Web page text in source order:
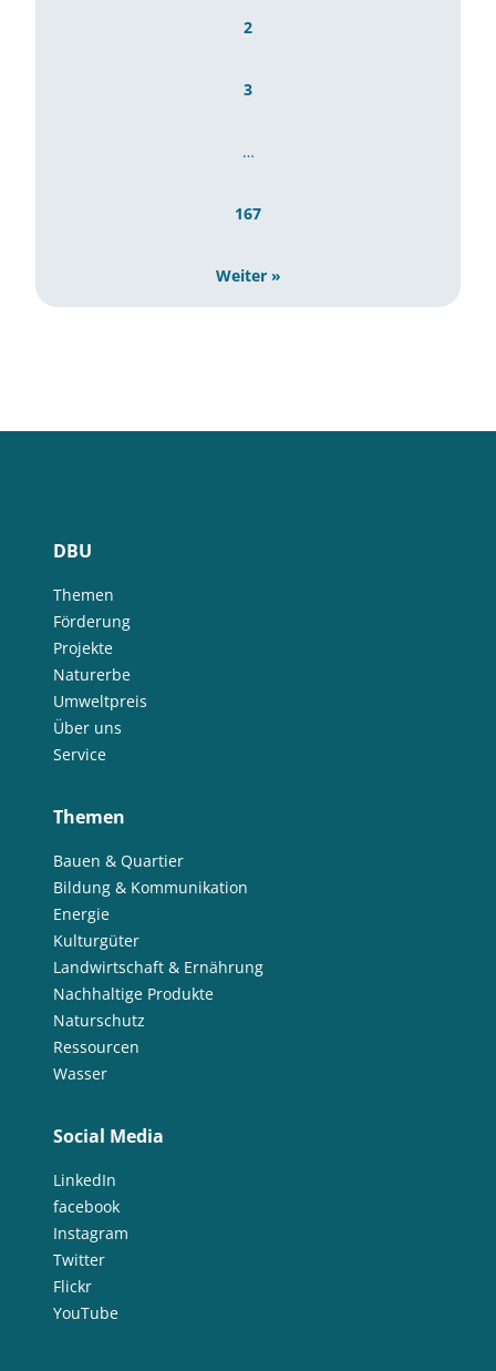
2
3
…
167
Weiter »
DBU
Themen
Förderung
Projekte
Naturerbe
Umweltpreis
Über uns
Service
Themen
Bauen & Quartier
Bildung & Kommunikation
Energie
Kulturgüter
Landwirtschaft & Ernährung
Nachhaltige Produkte
Naturschutz
Ressourcen
Wasser
Social Media
LinkedIn
facebook
Instagram
Twitter
Flickr
YouTube